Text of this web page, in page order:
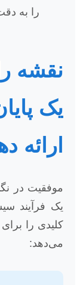
را به
نقشه
یک
ارائه
موفقیت در
یک فرآیند
کلیدی را
می‌دهد: